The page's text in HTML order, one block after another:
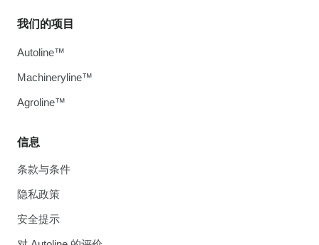
信息
条款与条件
隐私政策
安全提示
我们的项目
Autoline™
Machineryline™
Agroline™